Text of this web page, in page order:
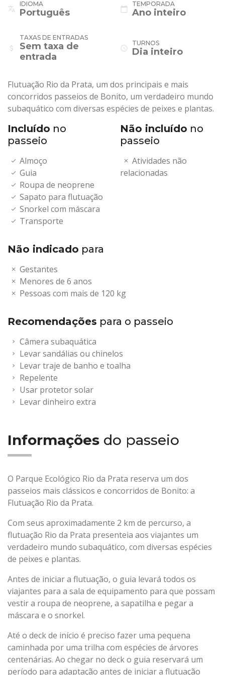
translate
IDIOMA
Português calendar_today
TEMPORADA
Ano inteiro
attach_money
TAXAS DE ENTRADAS
Sem taxa de
entrada
schedule
TURNOS
Dia inteiro
Flutuação Rio da Prata, um dos principais e mais
concorridos passeios de Bonito, um verdadeiro mundo
subaquático com diversas espécies de peixes e plantas.
Incluído no
passeio
Almoço
Guia
Roupa de neoprene
Sapato para flutuação
Snorkel com máscara
Transporte
Não incluído no
passeio
Atividades não
relacionadas
Não indicado para
Gestantes
Menores de 6 anos
Pessoas com mais de 120 kg
Recomendações para o passeio
Câmera subaquática
Levar sandálias ou chinelos
Levar traje de banho e toalha
Repelente
Usar protetor solar
Levar dinheiro extra
Informações do passeio
O Parque Ecológico Rio da Prata reserva um dos
passeios mais clássicos e concorridos de Bonito: a
Flutuação Rio da Prata.
Com seus aproximadamente 2 km de percurso, a
flutuação Rio da Prata presenteia aos viajantes um
verdadeiro mundo subaquático, com diversas espécies
de peixes e plantas.
Antes de iniciar a flutuação, o guia levará todos os
viajantes para a sala de equipamento para que possam
vestir a roupa de neoprene, a sapatilha e pegar a
máscara e o snorkel.
Até o deck de início é preciso fazer uma pequena
caminhada por uma trilha com espécies de árvores
centenárias. Ao chegar no deck o guia reservará um
período para adaptação antes de iniciar a flutuação